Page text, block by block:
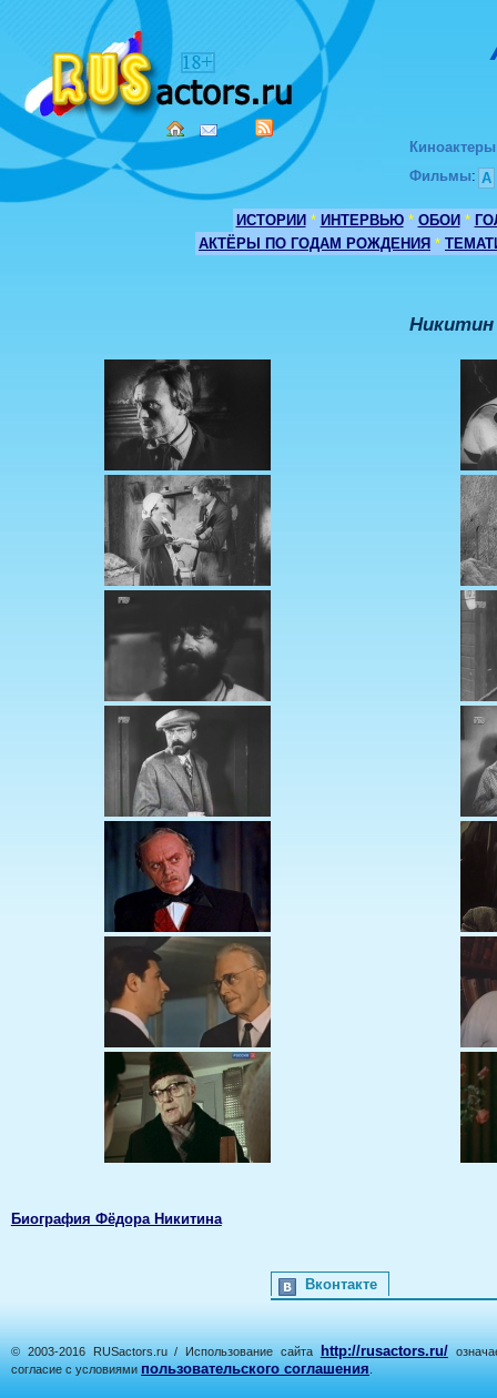
Киноактеры
Фильмы: А
ИСТОРИИ * ИНТЕРВЬЮ * ОБОИ *
АКТЁРЫ ПО ГОДАМ РОЖДЕНИЯ *
Никитин
Биография Фёдора Никитина
Вконтакте
© 2003-2016 RUSactors.ru / Использование сайта http://rusactors.ru/
согласие с условиями пользовательского соглашения